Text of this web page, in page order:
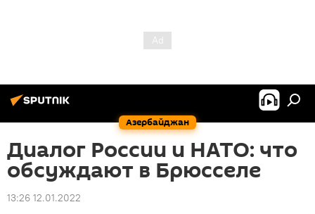
Азербайджан
Диалог России и НАТО: что
обсуждают в Брюсселе
13:26 12.01.2022